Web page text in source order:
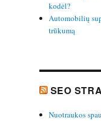
kodėl?
Automobilių
trūkumą
SEO
Nuotraukos